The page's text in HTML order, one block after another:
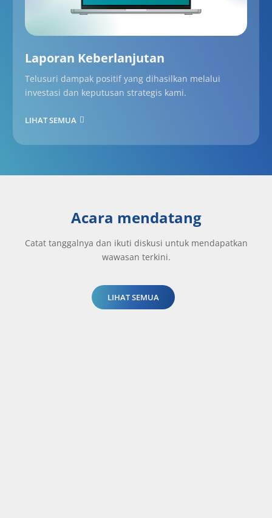
Laporan Keberlanjutan
Telusuri dampak positif yang dihasilkan melalui
investasi dan keputusan strategis kami.
LIHAT SEMUA
Acara mendatang
Catat tanggalnya dan ikuti diskusi untuk mendapatkan
wawasan terkini.
LIHAT SEMUA